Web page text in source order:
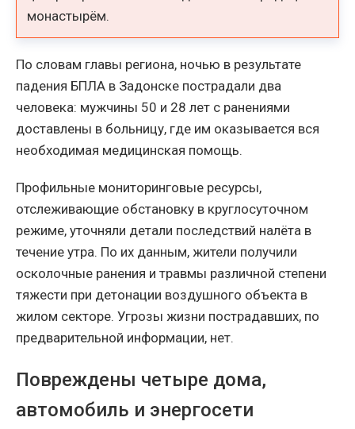
монастырём.
По словам главы региона, ночью в результате
падения БПЛА в Задонске пострадали два
человека: мужчины 50 и 28 лет с ранениями
доставлены в больницу, где им оказывается вся
необходимая медицинская помощь.
Профильные мониторинговые ресурсы,
отслеживающие обстановку в круглосуточном
режиме, уточняли детали последствий налёта в
течение утра. По их данным, жители получили
осколочные ранения и травмы различной степени
тяжести при детонации воздушного объекта в
жилом секторе. Угрозы жизни пострадавших, по
предварительной информации, нет.
Повреждены четыре дома,
автомобиль и энергосети